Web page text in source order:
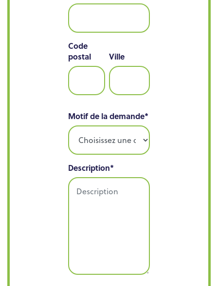
Code
postal
Ville
Motif de la demande*
Description*